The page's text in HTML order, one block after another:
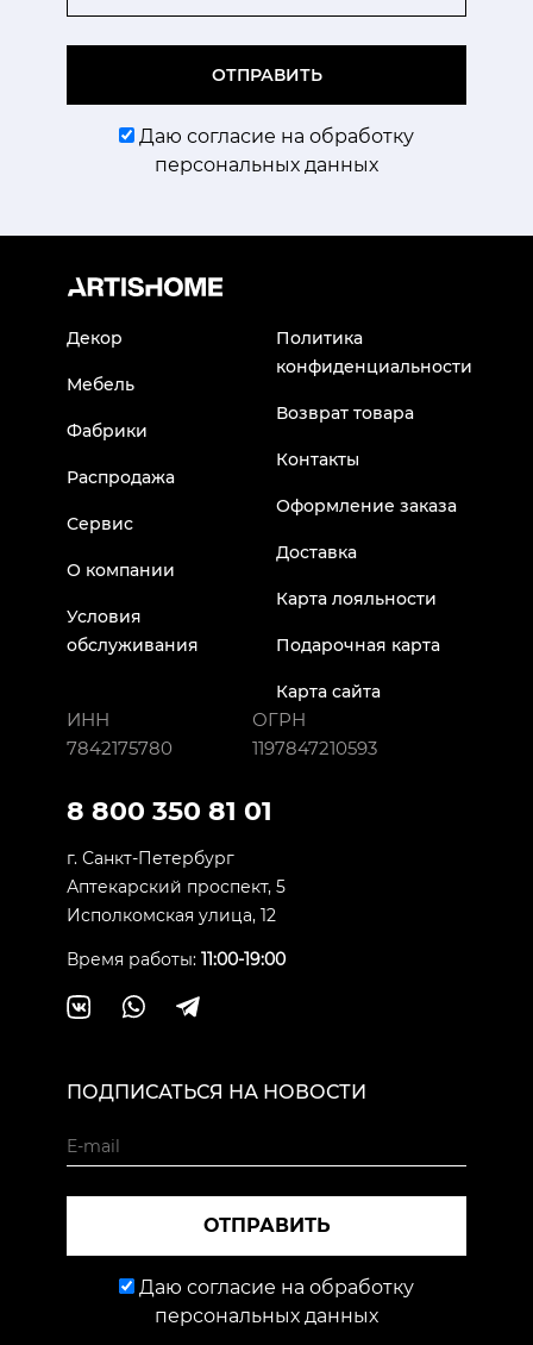
ОТПРАВИТЬ
Даю согласие на обработку
персональных данных
Декор
Мебель
Фабрики
Распродажа
Сервис
О компании
Условия
обслуживания
Политика
конфиденциальности
Возврат товара
Контакты
Оформление заказа
Доставка
Карта лояльности
Подарочная карта
Карта сайта
ИНН
7842175780
ОГРН
1197847210593
8 800 350 81 01
г. Санкт-Петербург
Аптекарский проспект, 5
Исполкомская улица, 12
Время работы: 11:00-19:00
ПОДПИСАТЬСЯ НА НОВОСТИ
ОТПРАВИТЬ
Даю согласие на обработку
персональных данных